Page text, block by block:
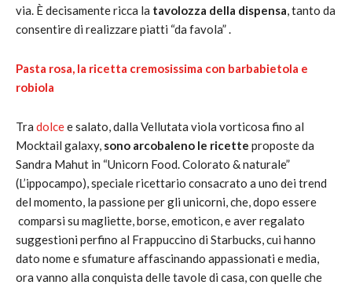
via. È decisamente ricca la tavolozza della dispensa, tanto da
consentire di realizzare piatti “da favola” .
Pasta rosa, la ricetta cremosissima con barbabietola e
robiola
Tra dolcee salato, dalla Vellutata viola vorticosa fino al
Mocktail galaxy, sono arcobaleno le ricette proposte da
Sandra Mahut in “Unicorn Food. Colorato & naturale”
(L’ippocampo), speciale ricettario consacrato a uno dei trend
del momento, la passione per gli unicorni, che, dopo essere
comparsi su magliette, borse, emoticon, e aver regalato
suggestioni perfino al Frappuccino di Starbucks, cui hanno
dato nome e sfumature affascinando appassionati e media,
ora vanno alla conquista delle tavole di casa, con quelle che